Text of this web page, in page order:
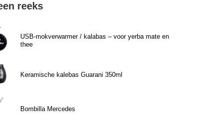
reeks
USB‑mokverwarmer / kalabas – voor yerba mate en
thee
Keramische kalebas Guarani 350ml
Bombilla Mercedes